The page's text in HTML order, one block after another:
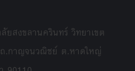
ยสงขลานครินทร์ วิทยาเขต
.กาญจนวณิชย์ ต.หาดใหญ่